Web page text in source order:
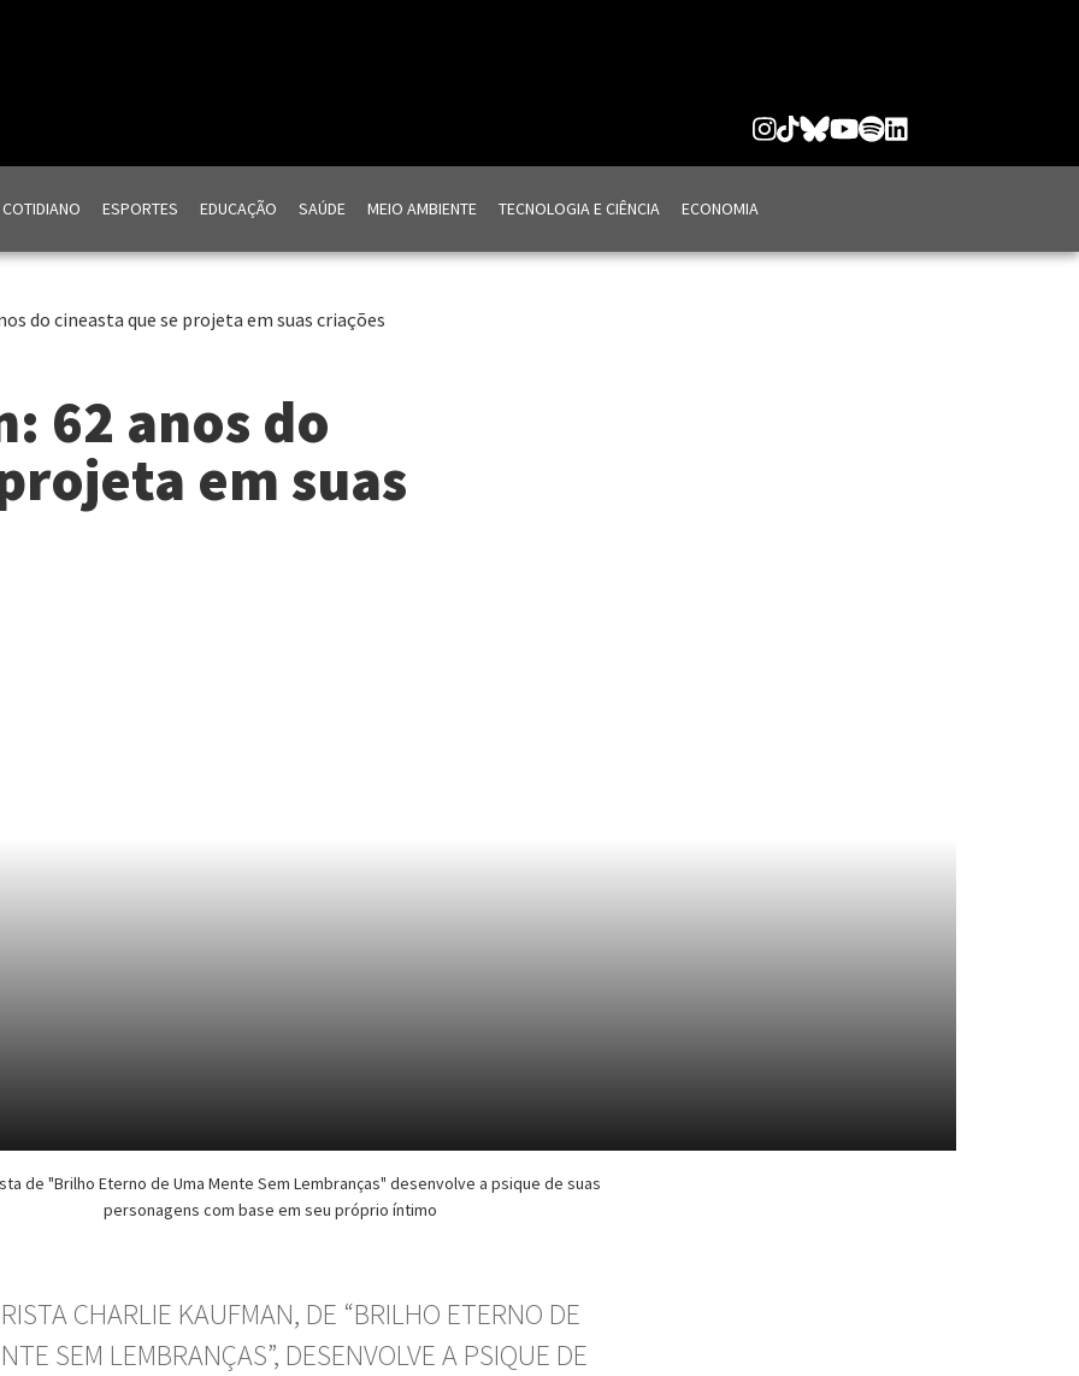
COTIDIANO ESPORTES EDUCAÇÃO SAÚDE MEIO AMBIENTE TECNOLOGIA E CIÊNCIA ECONOMIA
do cineasta que se projeta em suas criações
62 anos do
em suas
de "Brilho Eterno de Uma Mente Sem Lembranças" desenvolve a psique de suas
personagens com base em seu próprio íntimo
CHARLIE KAUFMAN, DE “BRILHO ETERNO DE
SEM LEMBRANÇAS”, DESENVOLVE A PSIQUE DE